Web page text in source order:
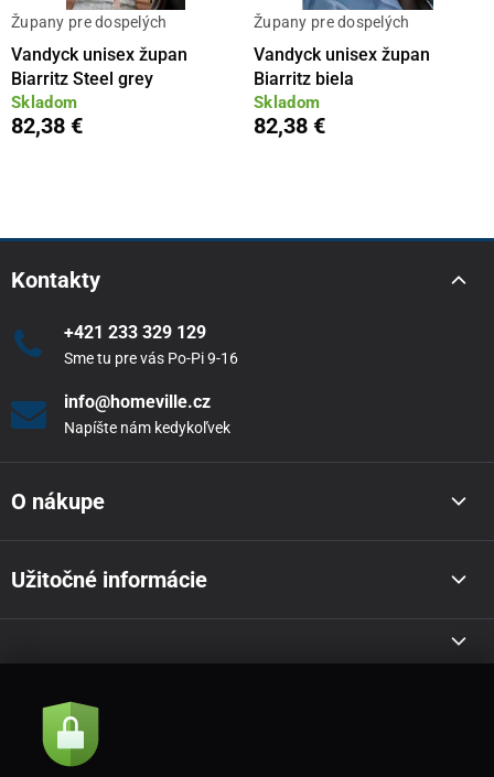
Župany pre dospelých
Vandyck unisex župan
Biarritz Steel grey
Skladom
82,38 €
Župany pre dospelých
Vandyck unisex župan
Biarritz biela
Skladom
82,38 €
Kontakty
+421 233 329 129
Sme tu pre vás Po-Pi 9-16
info@homeville.cz
Napíšte nám kedykoľvek
O nákupe
Užitočné informácie
Akcie a novinky e-mailom